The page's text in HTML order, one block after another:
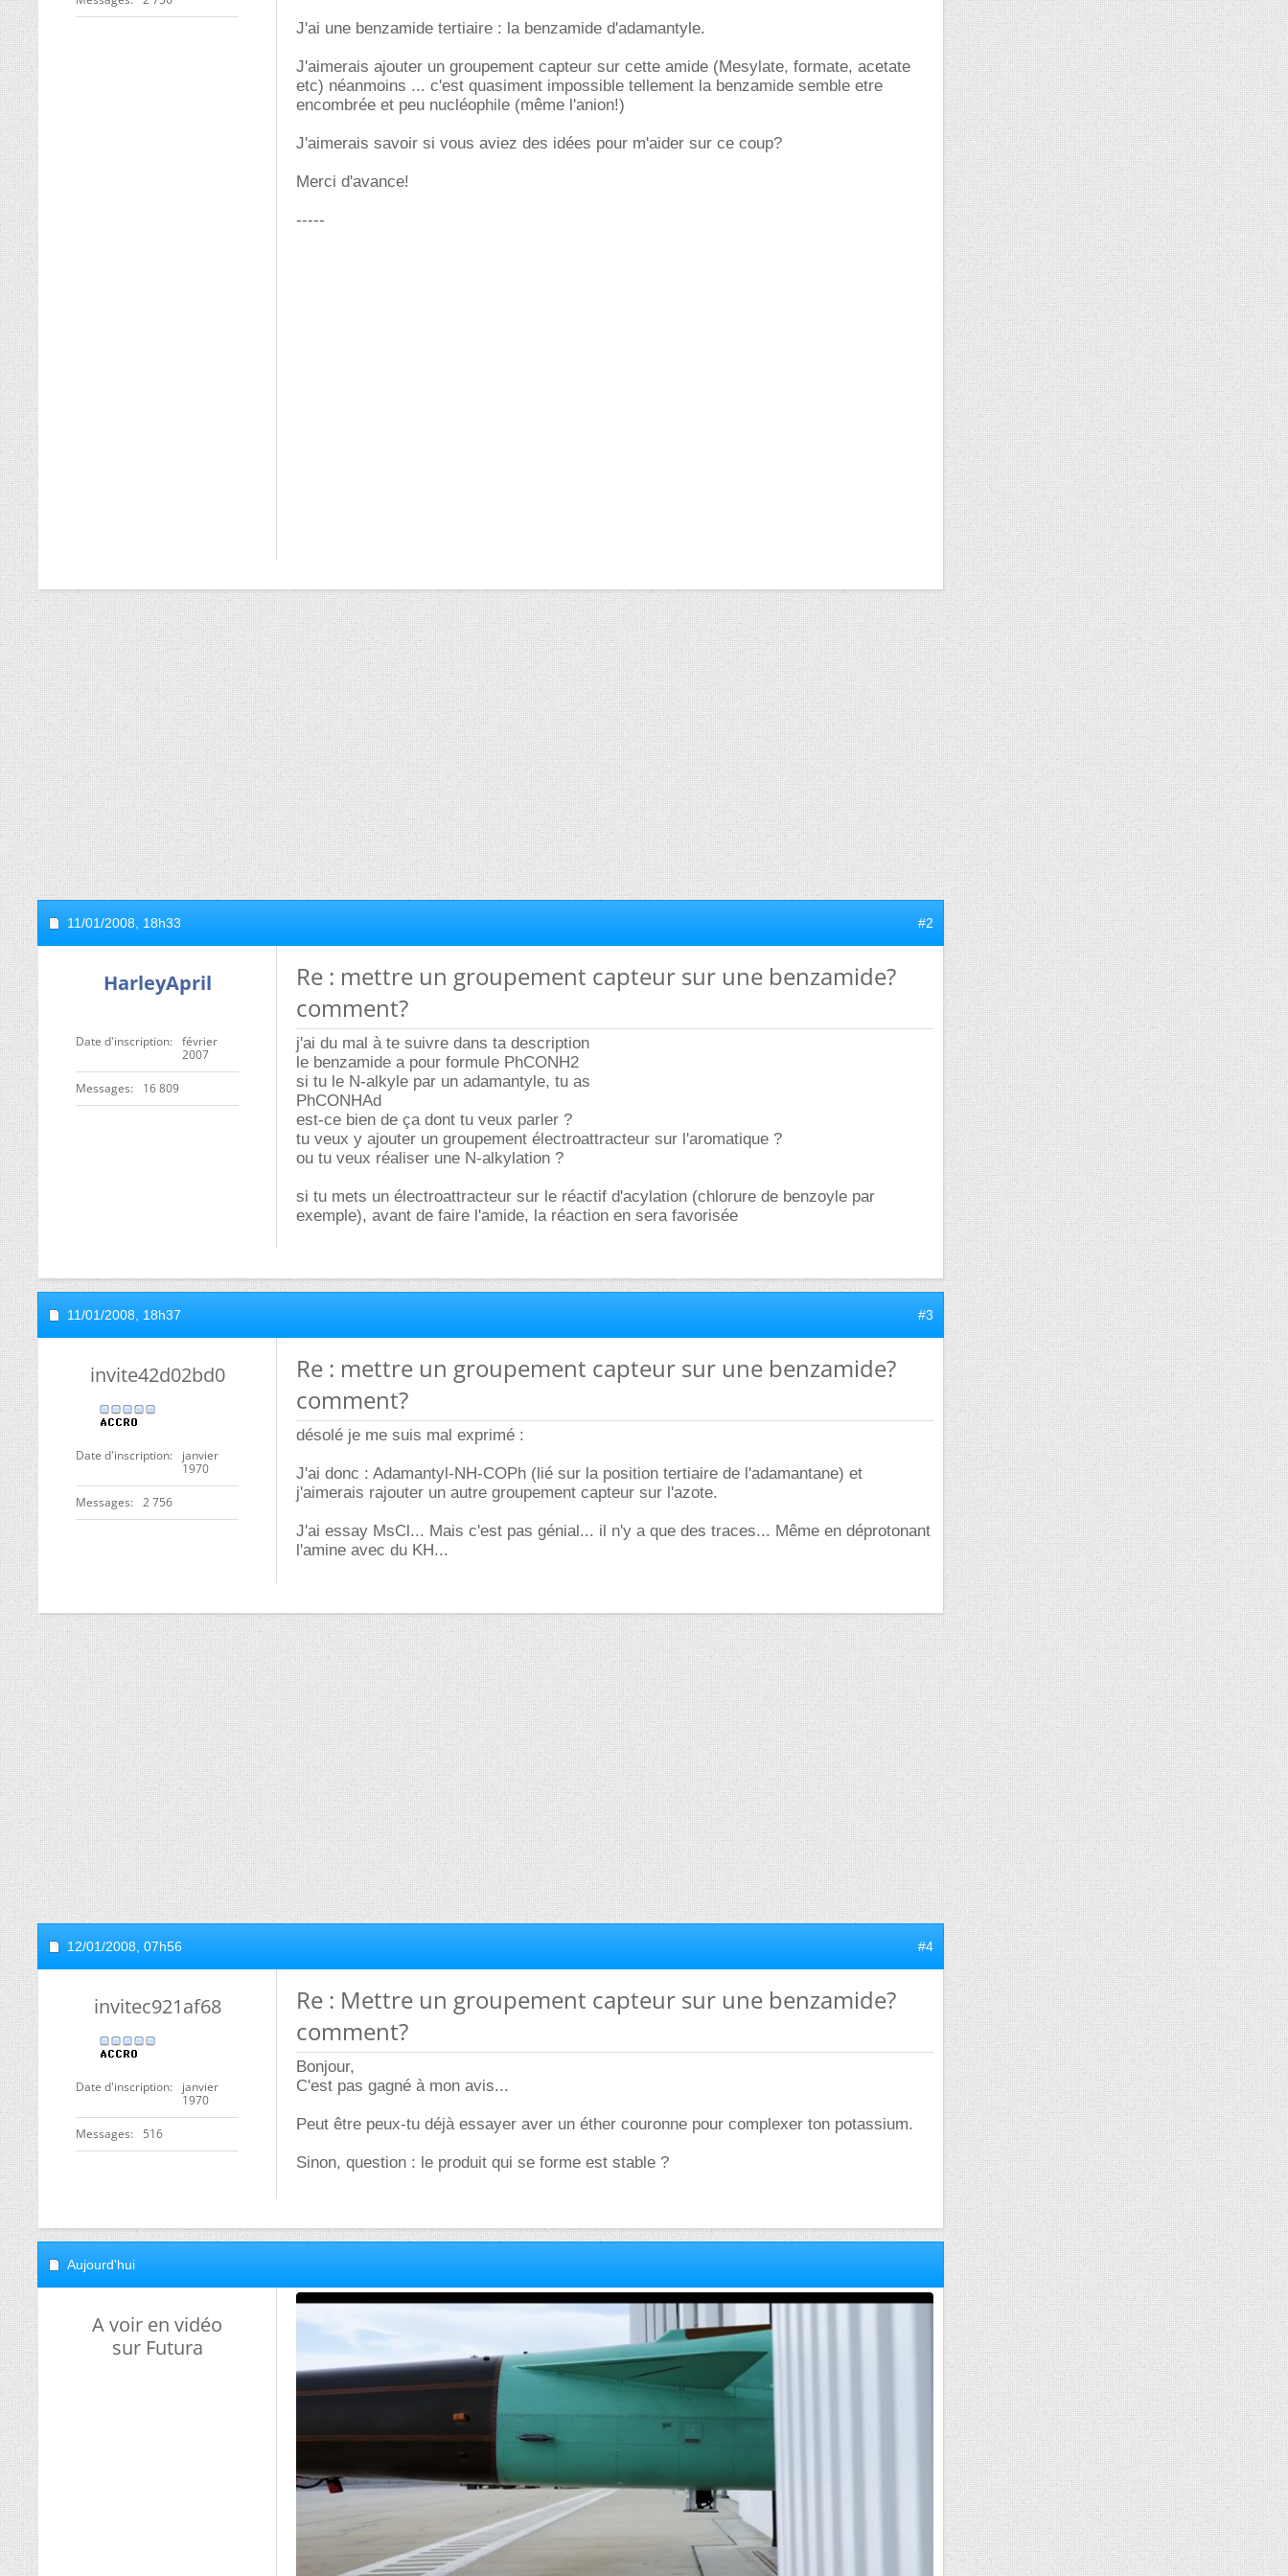
J'ai une benzamide tertiaire : la benzamide d'adamantyle.
J'aimerais ajouter un groupement capteur sur cette amide (Mesylate, formate, acetate
etc) néanmoins ... c'est quasiment impossible tellement la benzamide semble etre
encombrée et peu nucléophile (même l'anion!)
J'aimerais savoir si vous aviez des idées pour m'aider sur ce coup?
Merci d'avance!
-----
11/01/2008, 18h33 #2
HarleyApril
Date d'inscription
février
2007
Messages 16 809
Re : mettre un groupement capteur sur une benzamide?
comment?
j'ai du mal à te suivre dans ta description
le benzamide a pour formule PhCONH2
si tu le N-alkyle par un adamantyle, tu as
PhCONHAd
est-ce bien de ça dont tu veux parler ?
tu veux y ajouter un groupement électroattracteur sur l'aromatique ?
ou tu veux réaliser une N-alkylation ?
si tu mets un électroattracteur sur le réactif d'acylation (chlorure de benzoyle par
exemple), avant de faire l'amide, la réaction en sera favorisée
11/01/2008, 18h37 #3
invite42d02bd0
Date d'inscription
janvier
1970
Messages 2 756
Re : mettre un groupement capteur sur une benzamide?
comment?
désolé je me suis mal exprimé :
J'ai donc : Adamantyl-NH-COPh (lié sur la position tertiaire de l'adamantane) et
j'aimerais rajouter un autre groupement capteur sur l'azote.
J'ai essay MsCl... Mais c'est pas génial... il n'y a que des traces... Même en déprotonant
l'amine avec du KH...
12/01/2008, 07h56 #4
invitec921af68
Date d'inscription
janvier
1970
Messages 516
Re : Mettre un groupement capteur sur une benzamide?
comment?
Bonjour,
C'est pas gagné à mon avis...
Peut être peux-tu déjà essayer aver un éther couronne pour complexer ton potassium.
Sinon, question : le produit qui se forme est stable ?
Aujourd'hui
A voir en vidéo
sur Futura